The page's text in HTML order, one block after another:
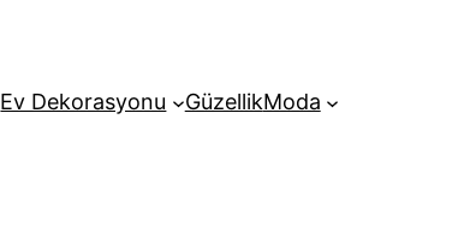
Ev Dekorasyonu GüzellikModa